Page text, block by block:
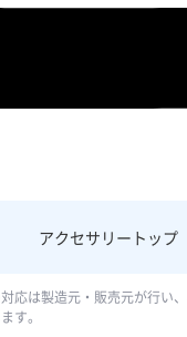
アクセサリー トップ
は製造元・販売元が行い
す。